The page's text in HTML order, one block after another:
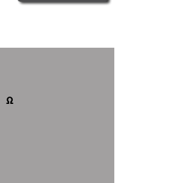
Ω